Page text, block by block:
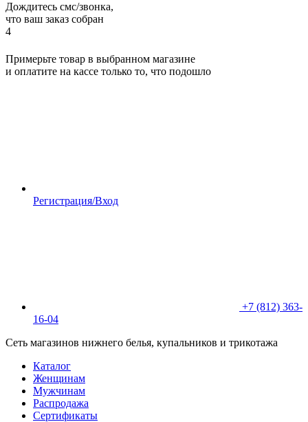
Дождитесь смс/звонка,
что ваш заказ собран
4
Примерьте товар в выбранном магазине
и оплатите на кассе только то, что подошло
Регистрация/Вход
+7 (812) 363-
16-04
Сеть магазинов нижнего белья, купальников и трикотажа
Каталог
Женщинам
Мужчинам
Распродажа
Сертификаты